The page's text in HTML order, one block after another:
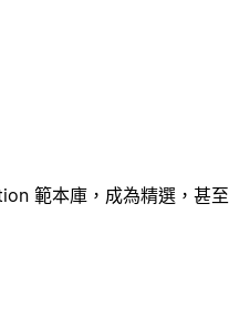
範本庫，成為精選，甚